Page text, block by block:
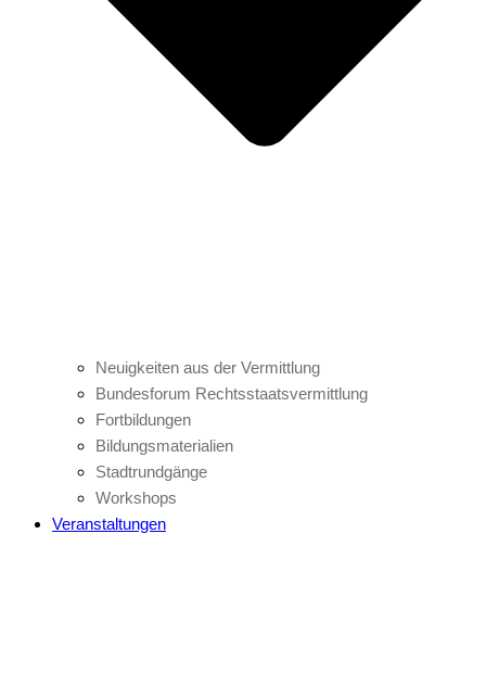
Neuigkeiten aus der Vermittlung
Bundesforum Rechtsstaatsvermittlung
Fortbildungen
Bildungsmaterialien
Stadtrundgänge
Workshops
Veranstaltungen